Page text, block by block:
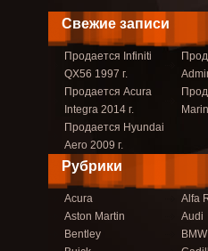
Свежие записи
Продается Infiniti
QX56 1997 г.
Продается Acura
Integra 2014 г.
Продается Hyundai
Aero 2009 г.
Рубрики
Acura
Alfa
Aston Martin
Audi
Bentley
BMW